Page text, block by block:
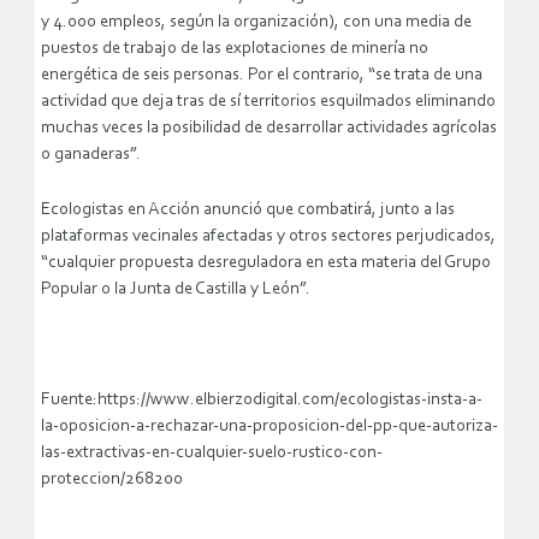
y 4.000 empleos, según la organización), con una media de
puestos de trabajo de las explotaciones de minería no
energética de seis personas. Por el contrario, “se trata de una
actividad que deja tras de sí territorios esquilmados eliminando
muchas veces la posibilidad de desarrollar actividades agrícolas
o ganaderas”.
Ecologistas en Acción anunció que combatirá, junto a las
plataformas vecinales afectadas y otros sectores perjudicados,
“cualquier propuesta desreguladora en esta materia del Grupo
Popular o la Junta de Castilla y León”.
Fuente:https://www.elbierzodigital.com/ecologistas-insta-a-
la-oposicion-a-rechazar-una-proposicion-del-pp-que-autoriza-
las-extractivas-en-cualquier-suelo-rustico-con-
proteccion/268200